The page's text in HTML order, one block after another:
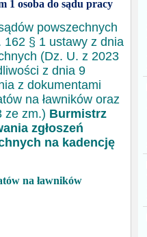
1 osoba do sądu pracy
powszechnych
§ 1 ustawy z dnia
(Dz. U. z 2023
z dnia 9
z dokumentami
na ławników oraz
ze zm.) Burmistrz
zgłoszeń
na kadencję
na ławników